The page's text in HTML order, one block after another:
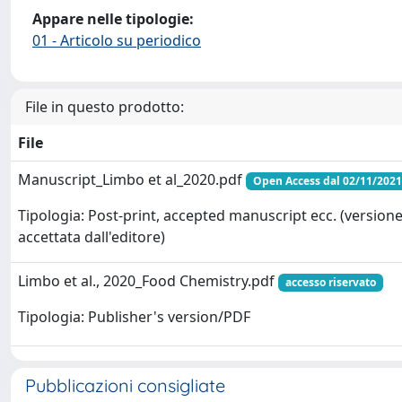
Appare nelle tipologie:
01 - Articolo su periodico
File in questo prodotto:
File
Manuscript_Limbo et al_2020.pdf
Open Access dal 02/11/2021
Tipologia: Post-print, accepted manuscript ecc. (versione
accettata dall'editore)
Limbo et al., 2020_Food Chemistry.pdf accesso riservato
Tipologia: Publisher's version/PDF
Pubblicazioni consigliate